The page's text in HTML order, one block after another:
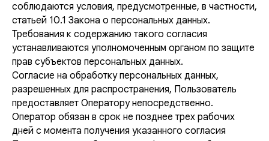
соблюдаются условия, предусмотренные, в частности,
статьей 10.1 Закона о персональных данных.
Требования к содержанию такого согласия
устанавливаются уполномоченным органом по защите
прав субъектов персональных данных.
Согласие на обработку персональных данных,
разрешенных для распространения, Пользователь
предоставляет Оператору непосредственно.
Оператор обязан в срок не позднее трех рабочих
дней с момента получения указанного согласия